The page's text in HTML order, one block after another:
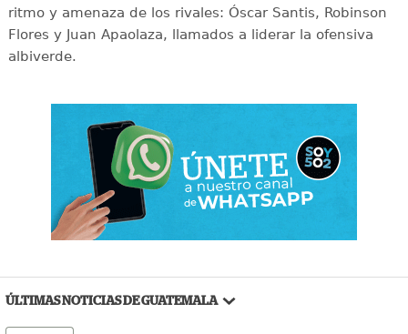
ritmo y amenaza de los rivales: Óscar Santis, Robinson
Flores y Juan Apaolaza, llamados a liderar la ofensiva
albiverde.
ÚLTIMAS NOTICIAS DE GUATEMALA